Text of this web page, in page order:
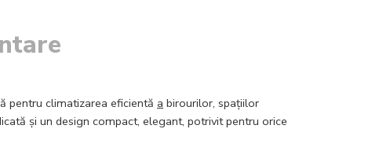
pentru climatizarea eficientă a birourilor, spațiilor
și un design compact, elegant, potrivit pentru orice